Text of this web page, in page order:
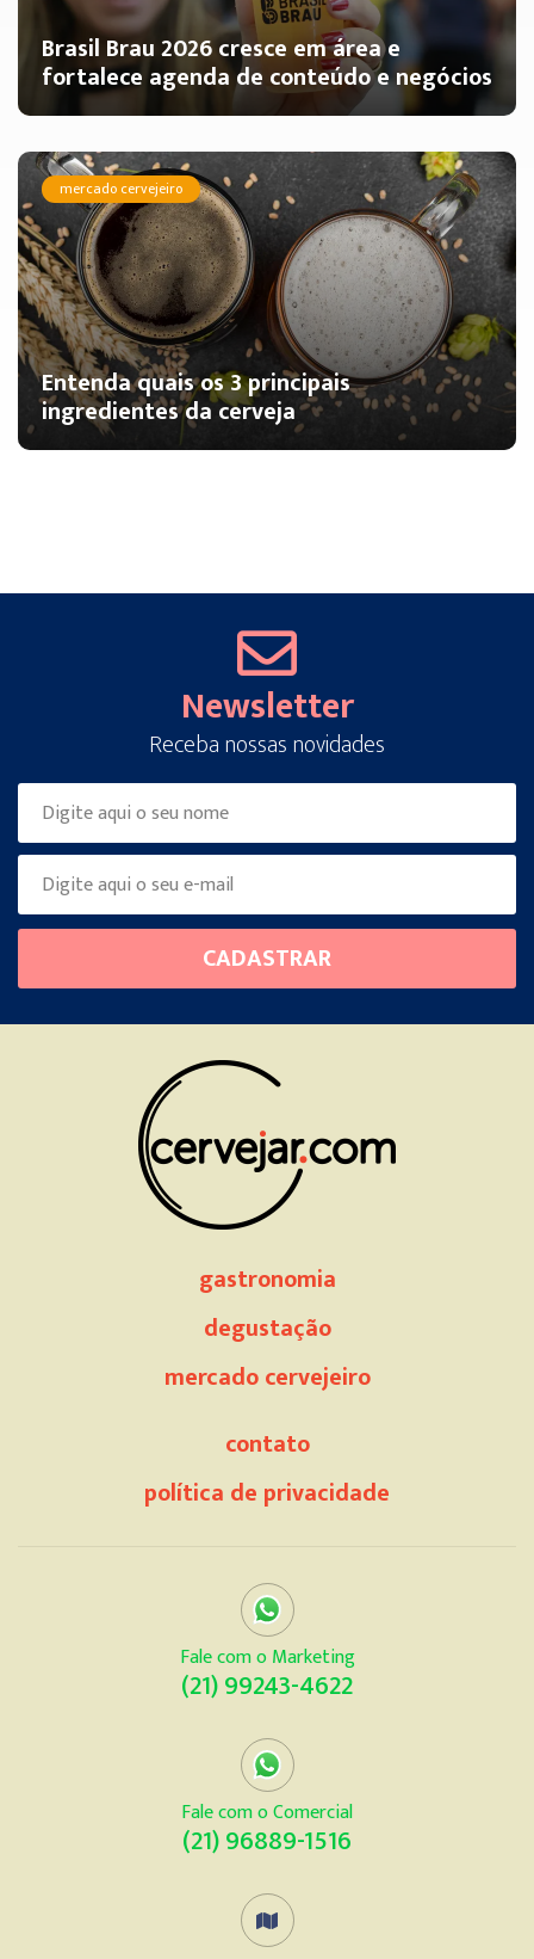
Brasil Brau 2026 cresce em área e
fortalece agenda de conteúdo e negócios
mercado cervejeiro
Entenda quais os 3 principais
ingredientes da cerveja
Newsletter
Receba nossas novidades
this
field
CADASTRAR
gastronomia
degustação
mercado cervejeiro
contato
política de privacidade
Fale com o Marketing
(21) 99243-4622
Fale com o Comercial
(21) 96889-1516